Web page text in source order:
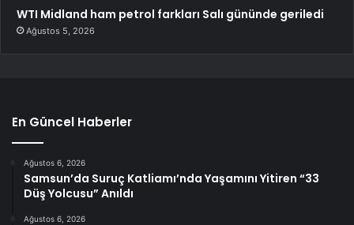
WTI Midland ham petrol farkları Salı gününde geriledi
Ağustos 5, 2026
En Güncel Haberler
Ağustos 6, 2026
Samsun’da Suruç Katliamı’nda Yaşamını Yitiren “33
Düş Yolcusu” Anıldı
Ağustos 6, 2026